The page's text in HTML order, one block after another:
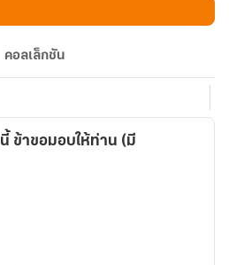
คอลเล็กชัน
ข้าขอมอบให้ท่าน (มี